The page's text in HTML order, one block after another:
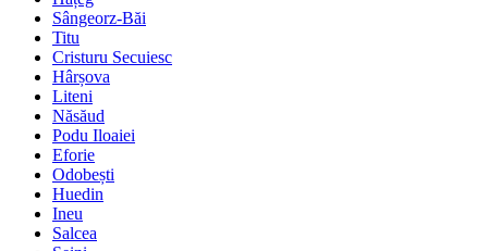
Sângeorz-Băi
Titu
Cristuru Secuiesc
Hârșova
Liteni
Năsăud
Podu Iloaiei
Eforie
Odobești
Huedin
Ineu
Salcea